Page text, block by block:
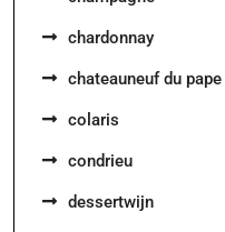
chardonnay
chateauneuf du pape
colaris
condrieu
dessertwijn